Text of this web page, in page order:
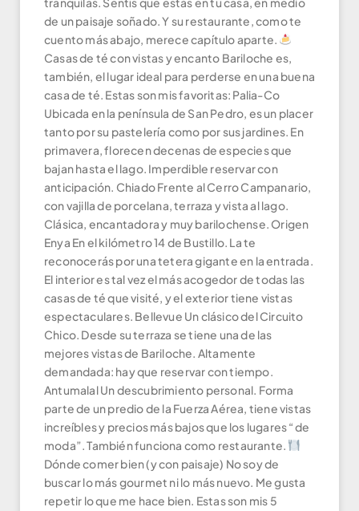
de un paisaje soñado. Y su restaurante, como te
cuento más abajo, merece capítulo aparte.
Casas de té con vistas y encanto Bariloche es,
también, el lugar ideal para perderse en una buena
casa de té. Estas son mis favoritas: Palia-Co
Ubicada en la península de San Pedro, es un placer
tanto por su pastelería como por sus jardines. En
primavera, florecen decenas de especies que
bajan hasta el lago. Imperdible reservar con
anticipación. Chiado Frente al Cerro Campanario,
con vajilla de porcelana, terraza y vista al lago.
Clásica, encantadora y muy barilochense. Origen
Enya En el kilómetro 14 de Bustillo. La te
reconocerás por una tetera gigante en la entrada.
El interior es tal vez el más acogedor de todas las
casas de té que visité, y el exterior tiene vistas
espectaculares. Bellevue Un clásico del Circuito
Chico. Desde su terraza se tiene una de las
mejores vistas de Bariloche. Altamente
demandada: hay que reservar con tiempo.
Antumalal Un descubrimiento personal. Forma
parte de un predio de la Fuerza Aérea, tiene vistas
increíbles y precios más bajos que los lugares “de
moda”. También funciona como restaurante.
Dónde comer bien (y con paisaje) No soy de
buscar lo más gourmet ni lo más nuevo. Me gusta
repetir lo que me hace bien. Estas son mis 5